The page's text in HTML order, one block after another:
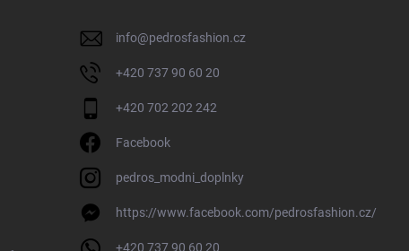
info@pedrosfashion.cz
+420 737 90 60 20
+420 702 202 242
Facebook
pedros_modni_doplnky
https://www.facebook.com/pedrosfashion.cz/
+420 737 90 60 20